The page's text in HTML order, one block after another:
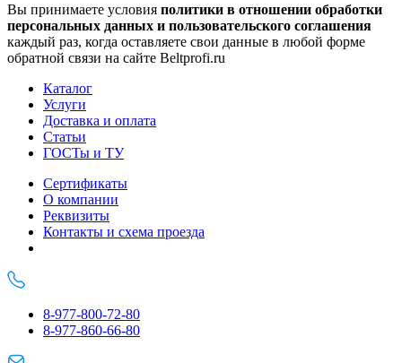
Вы принимаете условия политики в отношении обработки
персональных данных и пользовательского соглашения
каждый раз, когда оставляете свои данные в любой форме
обратной связи на сайте Beltprofi.ru
Каталог
Услуги
Доставка и оплата
Статьи
ГОСТы и ТУ
Сертификаты
О компании
Реквизиты
Контакты и схема проезда
8-977-800-72-80
8-977-860-66-80